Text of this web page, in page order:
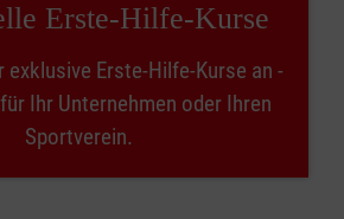
Erste-Hilfe-Kurse
exklusive Erste-Hilfe-Kurse an -
Ihr Unternehmen oder Ihren
Sportverein.